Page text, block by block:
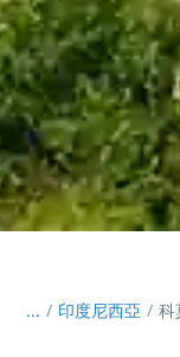
... / 印度尼西亞 科